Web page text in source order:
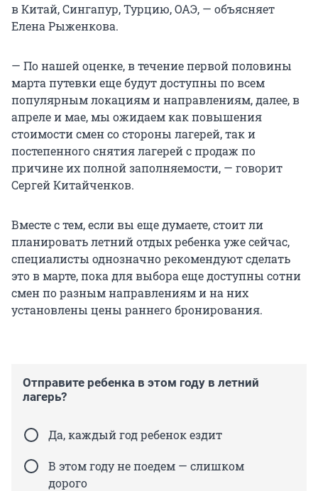
в Китай, Сингапур, Турцию, ОАЭ, — объясняет
Елена Рыженкова.
— По нашей оценке, в течение первой половины
марта путевки еще будут доступны по всем
популярным локациям и направлениям, далее, в
апреле и мае, мы ожидаем как повышения
стоимости смен со стороны лагерей, так и
постепенного снятия лагерей с продаж по
причине их полной заполняемости, — говорит
Сергей Китайченков.
Вместе с тем, если вы еще думаете, стоит ли
планировать летний отдых ребенка уже сейчас,
специалисты однозначно рекомендуют сделать
это в марте, пока для выбора еще доступны сотни
смен по разным направлениям и на них
установлены цены раннего бронирования.
Отправите ребенка в этом году в летний
лагерь?
Да, каждый год ребенок ездит
В этом году не поедем — слишком
дорого